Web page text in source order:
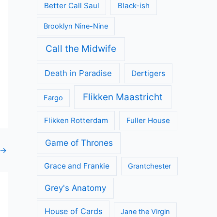
→
Better Call Saul Black-ish
Brooklyn Nine-Nine
Call the Midwife
Death in Paradise Dertigers
Fargo Flikken Maastricht
Flikken Rotterdam Fuller House
Game of Thrones
Grace and Frankie Grantchester
Grey's Anatomy
House of Cards Jane the Virgin